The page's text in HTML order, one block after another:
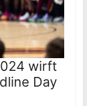
wirft
Day